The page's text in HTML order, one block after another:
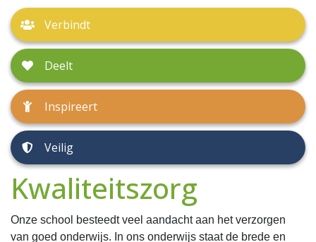
Verbindt
Deelt
Inspireert
Veilig
Kwaliteitszorg
Onze school besteedt veel aandacht aan het verzorgen
van goed onderwijs. In ons onderwijs staat de brede en